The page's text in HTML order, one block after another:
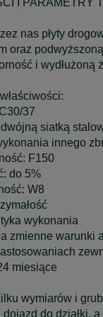
nas płyty
oraz
i wydłużoną
37
siatką
innego
F150
do 5%
W8
wykonania
zmienne warunki
miesiące
wymiarów i
do działki,